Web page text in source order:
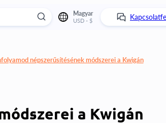
Magyar
USD - $
népszerűsítésének módszerei a Kwigán
a Kwigán